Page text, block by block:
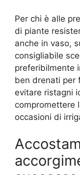
Per chi è alle
di piante
anche in vaso,
consigliabile
preferibilmente
ben drenati per
evitare ristagni
compromettere
occasioni di